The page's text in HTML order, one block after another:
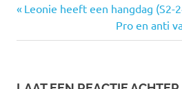
Bericht
navigatie
Vorige
Leonie heeft een hangdag (S2-
Volgende
bericht:
Pro en anti